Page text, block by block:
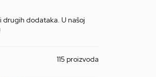
dodataka. U našoj
115 proizvoda